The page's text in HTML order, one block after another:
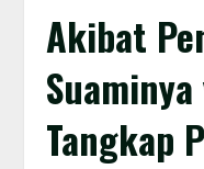
Akibat
Tangkap